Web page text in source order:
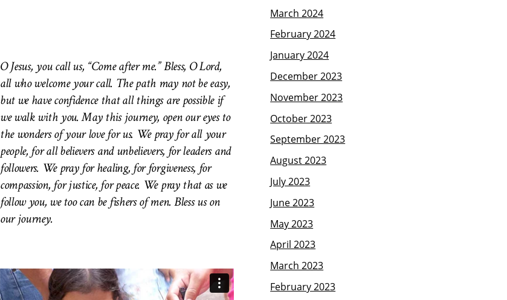
O Jesus, you call us, “Come after me.” Bless, O Lord,
all who welcome your call. The path may not be easy,
but we have confidence that all things are possible if
we walk with you. May this journey, open our eyes to
the wonders of your love for us. We pray for all your
people, for all believers and unbelievers, for leaders and
followers. We pray for healing, for forgiveness, for
compassion, for justice, for peace. We pray that as we
follow you, we too can be fishers of men. Bless us on
our journey.
March 2024
February 2024
January 2024
December 2023
November 2023
October 2023
September 2023
August 2023
July 2023
June 2023
May 2023
April 2023
March 2023
February 2023